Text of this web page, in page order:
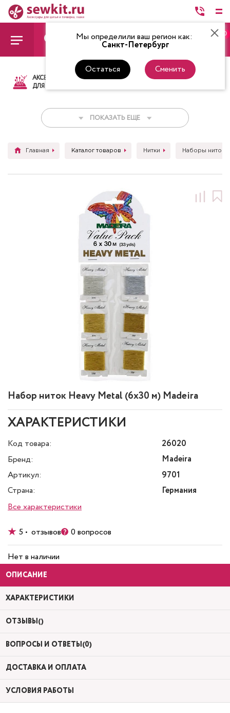
Мы определили ваш регион как:
Санкт-Петербург
Остаться Сменить
0
АКСЕССУАРЫ
ДЛЯ ШИТЬЯ
ТКАНИ НИТКИ
ПОКАЗАТЬ ЕЩЕ
Главная Каталог товаров Нитки Наборы ниток
Набор ниток Heavy Metal (6х30 м) Madeira
ХАРАКТЕРИСТИКИ
Код товара:
26020
Бренд:
Madeira
Артикул:
9701
Страна:
Германия
Все характеристики
5 • отзывов 0 вопросов
Нет в наличии
ОПИСАНИЕ
ХАРАКТЕРИСТИКИ
ОТЗЫВЫ()
ВОПРОСЫ И ОТВЕТЫ(0)
ДОСТАВКА И ОПЛАТА
УСЛОВИЯ РАБОТЫ